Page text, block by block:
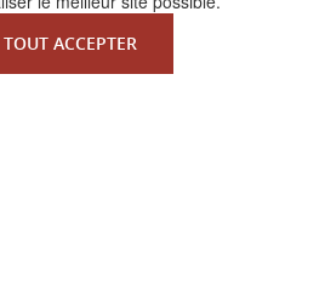
ACCEPTER